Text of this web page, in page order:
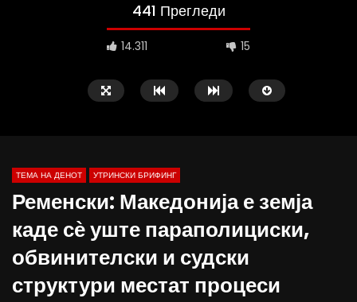
441 Прегледи
14.311 15
Д-р Беговиќ: Обуката на лекарите
трае предолго за да дозволиме лесно
ДАМЈАН ВАРОШЛИЈА
флексибилна држава
ДАМЈАН ВАРОШЛИЈА
ТЕМА НА ДЕНОТ УТРИНСКИ БРИФИНГ
Ременски: Македонија е земја
каде сѐ уште параполициски,
обвинителски и судски
структури местат процеси